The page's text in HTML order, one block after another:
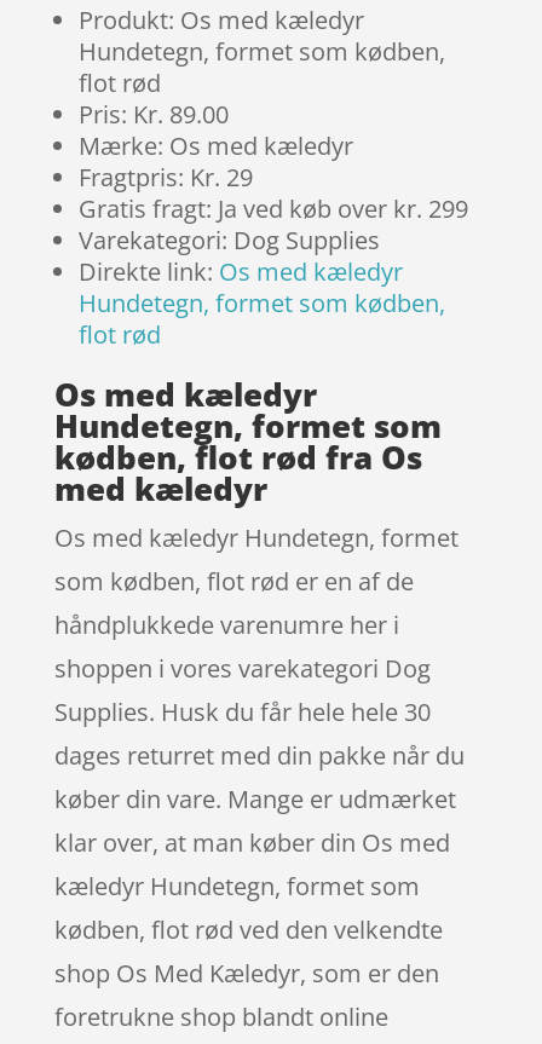
Produkt: Os med kæledyr
Hundetegn, formet som kødben,
flot rød
Pris: Kr. 89.00
Mærke: Os med kæledyr
Fragtpris: Kr. 29
Gratis fragt: Ja ved køb over kr. 299
Varekategori: Dog Supplies
Direkte link: Os med kæledyr
Hundetegn, formet som kødben,
flot rød
Os med kæledyr
Hundetegn, formet som
kødben, flot rød fra Os
med kæledyr
Os med kæledyr Hundetegn, formet
som kødben, flot rød er en af de
håndplukkede varenumre her i
shoppen i vores varekategori Dog
Supplies. Husk du får hele hele 30
dages returret med din pakke når du
køber din vare. Mange er udmærket
klar over, at man køber din Os med
kæledyr Hundetegn, formet som
kødben, flot rød ved den velkendte
shop Os Med Kæledyr, som er den
foretrukne shop blandt online